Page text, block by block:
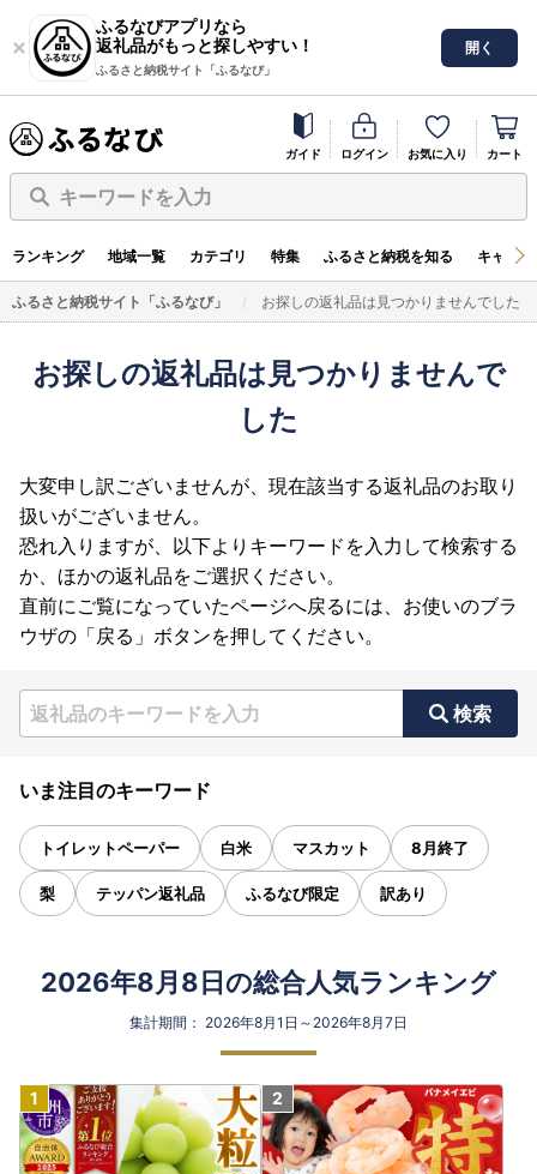
ふるなびアプリなら
返礼品がもっと探しやすい！
ふるさと納税サイト「ふるなび」
開く
ガイド ログイン お気に入り カート
キーワードを入力
ランキング 地域一覧 カテゴリ 特集 ふるさと納税を知る キャン
ふるさと納税サイト「ふるなび」 お探しの返礼品は見つかりませんでした
お探しの返礼品は見つかりませんで
した
大変申し訳ございませんが、現在該当する返礼品のお取り
扱いがございません。
恐れ入りますが、以下よりキーワードを入力して検索する
か、ほかの返礼品をご選択ください。
直前にご覧になっていたページへ戻るには、お使いのブラ
ウザの「戻る」ボタンを押してください。
検索
いま注目のキーワード
トイレットペーパー 白米 マスカット 8月終了
梨 テッパン返礼品 ふるなび限定 訳あり
2026年8月8日の総合人気ランキング
集計期間： 2026年8月1日～2026年8月7日